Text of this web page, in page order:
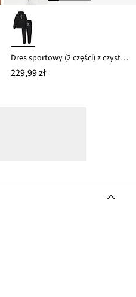
Dres sportowy (2 części) z czystej bawełny
229,99 zł